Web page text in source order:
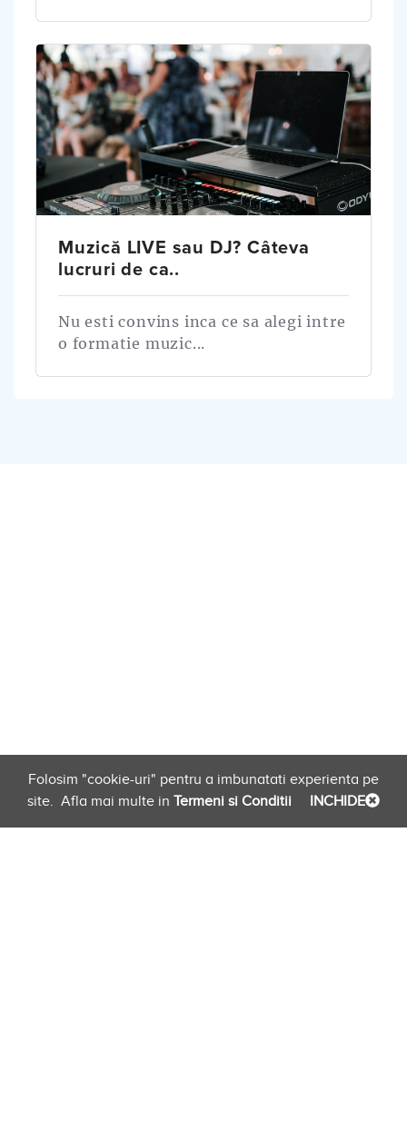
Muzică LIVE sau DJ? Câteva
lucruri de ca..
Nu esti convins inca ce sa alegi intre
o formatie muzic...
Folosim "cookie-uri" pentru a imbunatati experienta pe
site. Afla mai multe in Termeni si Conditii INCHIDE